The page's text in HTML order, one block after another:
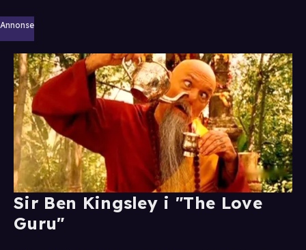
Annonse
Sir Ben Kingsley i "The Love
Guru"